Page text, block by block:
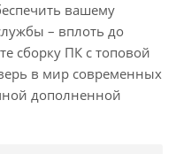
вашему
– вплоть до
сборку ПК с топовой
в мир современных
дополненной